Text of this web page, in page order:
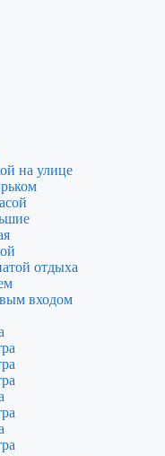
на улице
отдыха
входом